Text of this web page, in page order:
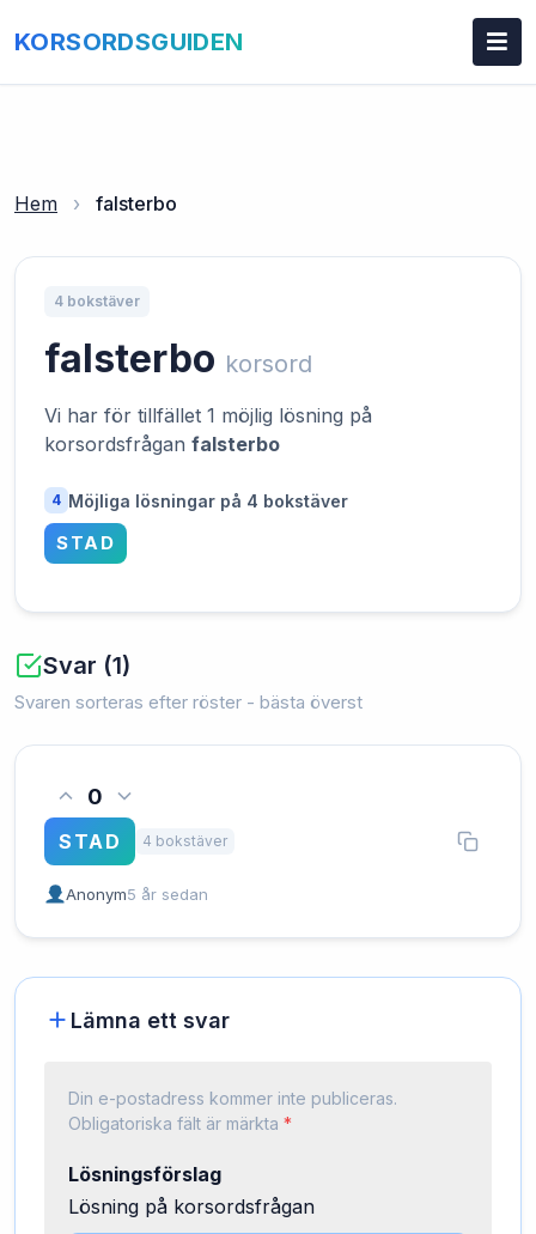
KORSORDSGUIDEN
Hem › falsterbo
4 bokstäver
falsterbo korsord
Vi har för tillfället 1 möjlig lösning på
korsordsfrågan falsterbo
4 Möjliga lösningar på 4 bokstäver
STAD
Svar (1)
Svaren sorteras efter röster - bästa överst
0
STAD 4 bokstäver
Anonym5 år sedan
Lämna ett svar
Din e-postadress kommer inte publiceras.
Obligatoriska fält är märkta *
Lösningsförslag
Lösning på korsordsfrågan